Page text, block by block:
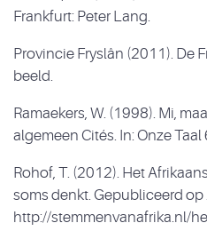
Frankfurt: Peter Lang.
Provincie Fryslân (2011). De
beeld.
Ramaekers, W. (1998). Mi,
algemeen Cités. In: Onze
Rohof, T. (2012). Het
soms denkt. Gepubliceerd
http://stemmenvanafrika.nl/